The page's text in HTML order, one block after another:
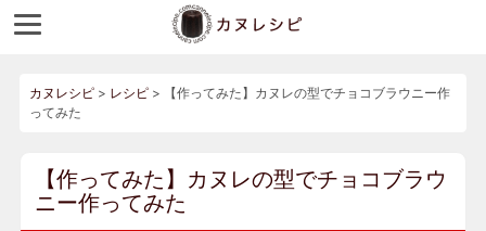
カヌレシピ> レシピ>
【作ってみた】カヌレの型でチョコブラウニー作
ってみた
【作ってみた】カヌレの型でチョコブラウ
ニー作ってみた